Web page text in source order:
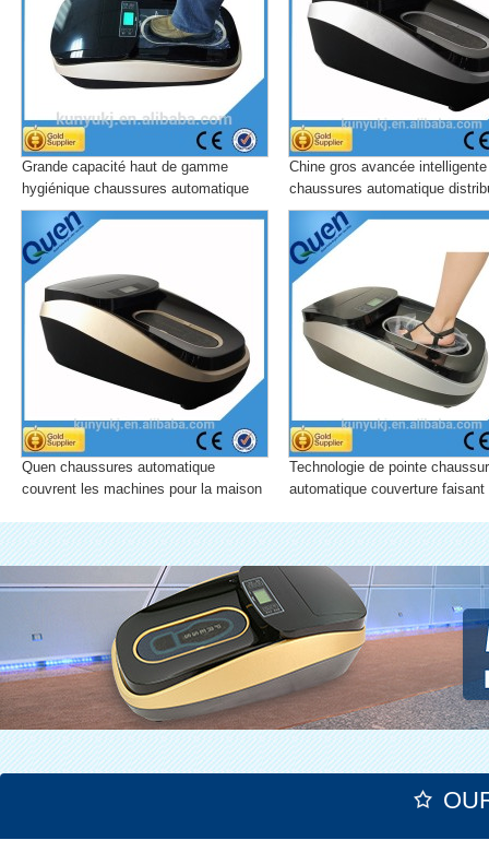
Grande capacité haut de gamme
hygiénique chaussures automatique
distributeur de couvre pour salle
d'opération pour immobilier
Chine gros avancée intelligente
chaussures automatique
de couvre
Quen chaussures automatique
couvrent les machines pour la maison
Technologie de pointe
automatique couverture faisant